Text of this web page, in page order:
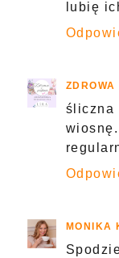
lubię
MONIKA